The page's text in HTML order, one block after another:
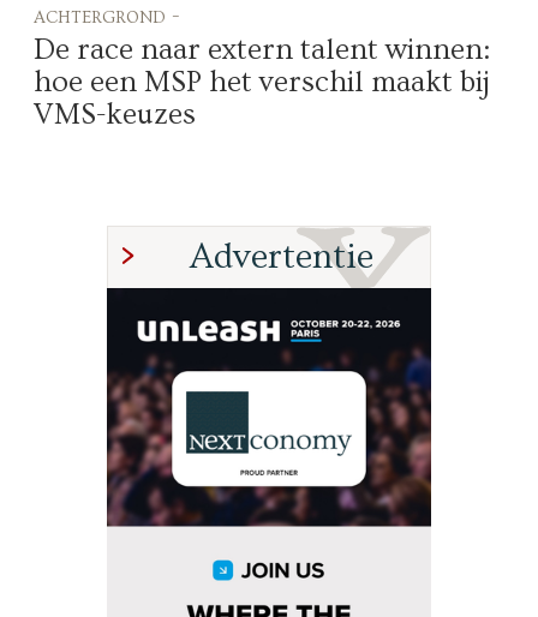
achtergrond -
De race naar extern talent winnen:
hoe een MSP het verschil maakt bij
VMS-keuzes
Advertentie